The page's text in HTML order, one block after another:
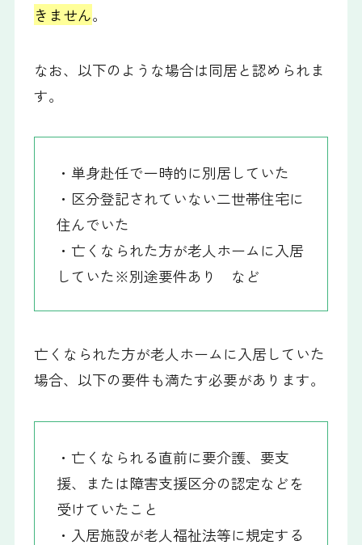
きません。
なお、以下のような場合は同居と認められま
す。
・単身赴任で一時的に別居していた
・区分登記されていない二世帯住宅に
住んでいた
・亡くなられた方が老人ホームに入居
していた※別途要件あり など
亡くなられた方が老人ホームに入居していた
場合、以下の要件も満たす必要があります。
・亡くなられる直前に要介護、要支
援、または障害支援区分の認定などを
受けていたこと
・入居施設が老人福祉法等に規定する